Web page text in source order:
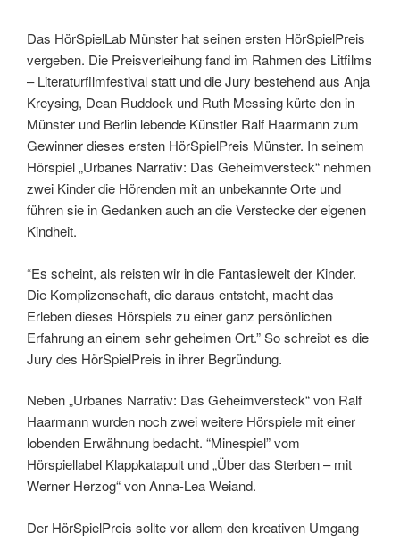
Das HörSpielLab Münster hat seinen ersten HörSpielPreis
vergeben. Die Preisverleihung fand im Rahmen des Litfilms
– Literaturfilmfestival statt und die Jury bestehend aus Anja
Kreysing, Dean Ruddock und Ruth Messing kürte den in
Münster und Berlin lebende Künstler Ralf Haarmann zum
Gewinner dieses ersten HörSpielPreis Münster. In seinem
Hörspiel „Urbanes Narrativ: Das Geheimversteck“ nehmen
zwei Kinder die Hörenden mit an unbekannte Orte und
führen sie in Gedanken auch an die Verstecke der eigenen
Kindheit.
“Es scheint, als reisten wir in die Fantasiewelt der Kinder.
Die Komplizenschaft, die daraus entsteht, macht das
Erleben dieses Hörspiels zu einer ganz persönlichen
Erfahrung an einem sehr geheimen Ort.” So schreibt es die
Jury des HörSpielPreis in ihrer Begründung.
Neben „Urbanes Narrativ: Das Geheimversteck“ von Ralf
Haarmann wurden noch zwei weitere Hörspiele mit einer
lobenden Erwähnung bedacht. “Minespiel” vom
Hörspiellabel Klappkatapult und „Über das Sterben – mit
Werner Herzog“ von Anna-Lea Weiand.
Der HörSpielPreis sollte vor allem den kreativen Umgang